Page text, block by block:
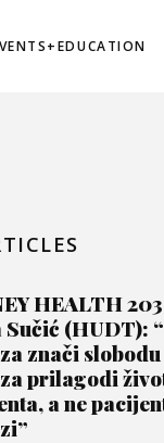
HEALTH
Sučić (HUDT):
znači slobodu
prilagodi
a ne